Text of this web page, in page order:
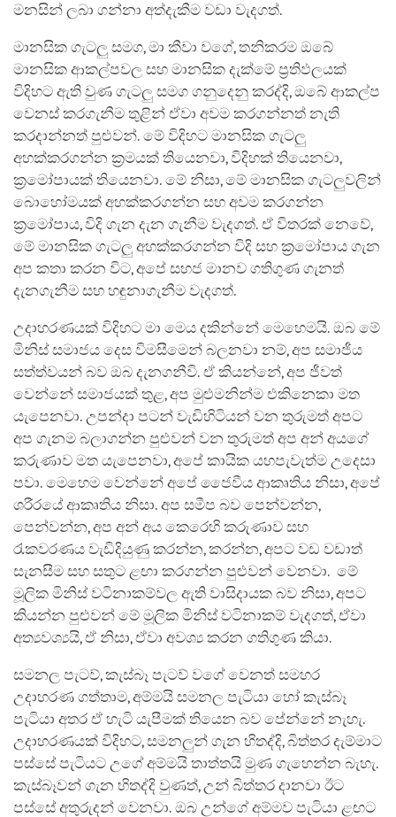
මනසින් ලබා ගන්නා අත්දැකීම වඩා වැදගත්.
මානසික ගැටලු සමග, මා කීවා වගේ, තනිකරම ඔබේ
මානසික ආකල්පවල සහ මානසික දැක්මේ ප්‍රතිඵලයක්
විදිහට ඇති වුණ ගැටලු සමග ගනුදෙනු කරද්දි, ඔබේ ආකල්ප
වෙනස් කරගැනීම තුළින් ඒවා අවම කරගන්නත් නැති
කරදාන්නත් පුළුවන්. මේ විදිහට මානසික ගැටලු
අහක්කරගන්න ක්‍රමයක් තියෙනවා, විදිහක් තියෙනවා,
ක්‍රමෝපායක් තියෙනවා. මේ නිසා, මේ මානසික ගැටලුවලින්
බොහෝමයක් අහක්කරගන්න සහ අවම කරගන්න
ක්‍රමෝපාය, විදි ගැන දැන ගැනීම වැදගත්. ඒ විතරක් නෙවේ,
මේ මානසික ගැටලු අහක්කරගන්න විදි සහ ක්‍රමෝපාය ගැන
අප කතා කරන විට, අපේ සහජ මානව ගතිගුණ ගැනත්
දැනගැනීම සහ හඳුනාගැනීම වැදගත්.
උදාහරණයක් විදිහට මා මෙය දකින්නේ මෙහෙමයි. ඔබ මේ
මිනිස් සමාජය දෙස විමසීමෙන් බලනවා නම්, අප සමාජීය
සත්ත්වයන් බව ඔබ දැනගනීවි. ඒ කියන්නේ, අප ජීවත්
වෙන්නේ සමාජයක් තුළ, අප මුළුමනින්ම එකිනෙකා මත
යැපෙනවා. උපන්දා පටන් වැඩිහිටියන් වන තුරුමත් අපට
අප ගැනම බලාගන්න පුළුවන් වන තුරුමත් අප අන් අයගේ
කරුණාව මත යැපෙනවා, අපේ කායික යහපැවැත්ම උදෙසා
පවා. මෙහෙම වෙන්නේ අපේ ජෛවීය ආකෘතිය නිසා, අපේ
ශරීරයේ ආකෘතිය නිසා. අප සමීප බව පෙන්වන්න,
පෙන්වන්න, අප අන් අය කෙරෙහි කරුණාව සහ
රැකවරණය වැඩිදියුණු කරන්න, කරන්න, අපට වඩ වඩාත්
සැනසීම සහ සතුට ළඟා කරගන්න පුළුවන් වෙනවා. මේ
මූලික මිනිස් වටිනාකම්වල ඇති වාසිදායක බව නිසා, අපට
කියන්න පුළුවන් මේ මූලික මිනිස් වටිනාකම් වැදගත්, ඒවා
අත්‍යවශ්‍යයි, ඒ නිසා, ඒවා අවශ්‍ය කරන ගතිගුණ කියා.
සමනල පැටව්, කැස්බෑ පැටව් වගේ වෙනත් සමහර
උදාහරණ ගත්තාම, අම්මයි සමනල පැටියා හෝ කැස්බෑ
පැටියා අතර ඒ හැටි යැපීමක් තියෙන බව පේන්නේ නැහැ.
උදාහරණයක් විදිහට, සමනලුන් ගැන හිතද්දි, බිත්තර දැම්මාට
පස්සේ පැටියට උගේ අම්මයි තාත්තයි මුණ ගැහෙන්න බැහැ.
කැස්බෑවන් ගැන හිතද්දි වුණත්, උන් බිත්තර දානවා ඊට
පස්සේ අතුරුදන් වෙනවා. ඔබ උන්ගේ අම්මව පැටියා ළඟට